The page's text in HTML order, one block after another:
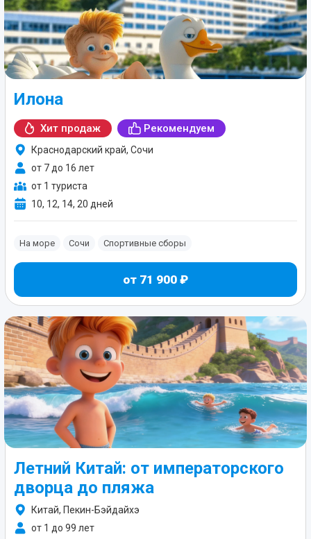
Илона
Хит продаж Рекомендуем
Краснодарский край, Сочи
от 7 до 16 лет
от 1 туриста
10, 12, 14, 20 дней
На море Сочи Спортивные сборы
от 71 900 ₽
Летний Китай: от императорского
дворца до пляжа
Китай, Пекин-Бэйдайхэ
от 1 до 99 лет